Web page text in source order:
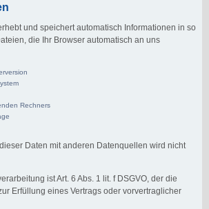
und speichert automatisch Informationen in so
die Ihr Browser automatisch an uns
Rechners
Daten mit anderen Datenquellen wird nicht
ist Art. 6 Abs. 1 lit. f DSGVO, der die
Erfüllung eines Vertrags oder vorvertraglicher